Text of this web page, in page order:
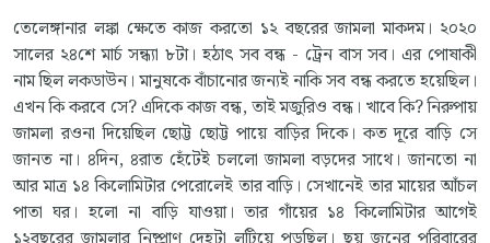
তেলেঙ্গানার লঙ্কা ক্ষেতে কাজ করতো ১২ বছরের জামলা মাকদম। ২০২০
সালের ২৪শে মার্চ সন্ধ্যা ৮টা। হঠাৎ সব বন্ধ - ট্রেন বাস সব। এর পোষাকী
নাম ছিল লকডাউন। মানুষকে বাঁচানোর জন্যই নাকি সব বন্ধ করতে হয়েছিল।
এখন কি করবে সে? এদিকে কাজ বন্ধ, তাই মজুরিও বন্ধ। খাবে কি? নিরুপায়
জামলা রওনা দিয়েছিল ছোট্ট ছোট্ট পায়ে বাড়ির দিকে। কত দূরে বাড়ি সে
জানত না। ৪দিন, ৪রাত হেঁটেই চললো জামলা বড়দের সাথে। জানতো না
আর মাত্র ১৪ কিলোমিটার পেরোলেই তার বাড়ি। সেখানেই তার মায়ের আঁচল
পাতা ঘর। হলো না বাড়ি যাওয়া। তার গাঁয়ের ১৪ কিলোমিটার আগেই